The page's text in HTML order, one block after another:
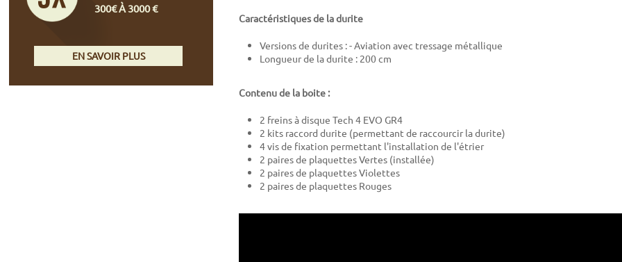
Caractéristiques de la durite
Versions de durites : - Aviation avec tressage métallique
Longueur de la durite : 200 cm
Contenu de la boite :
2 freins à disque Tech 4 EVO GR4
2 kits raccord durite (permettant de raccourcir la durite)
4 vis de fixation permettant l'installation de l'étrier
2 paires de plaquettes Vertes (installée)
2 paires de plaquettes Violettes
2 paires de plaquettes Rouges
300€ À 3000 €
EN SAVOIR PLUS